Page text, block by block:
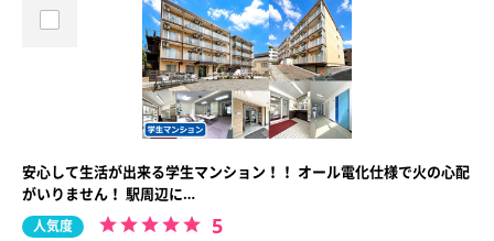
安心して生活が出来る学生マンション！！ オール電化仕様で火の心配
がいりません！ 駅周辺に…
人気度 5